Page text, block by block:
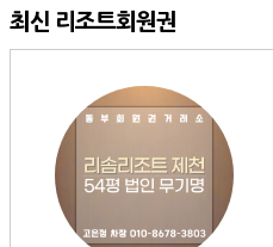
최신 리조트회원권